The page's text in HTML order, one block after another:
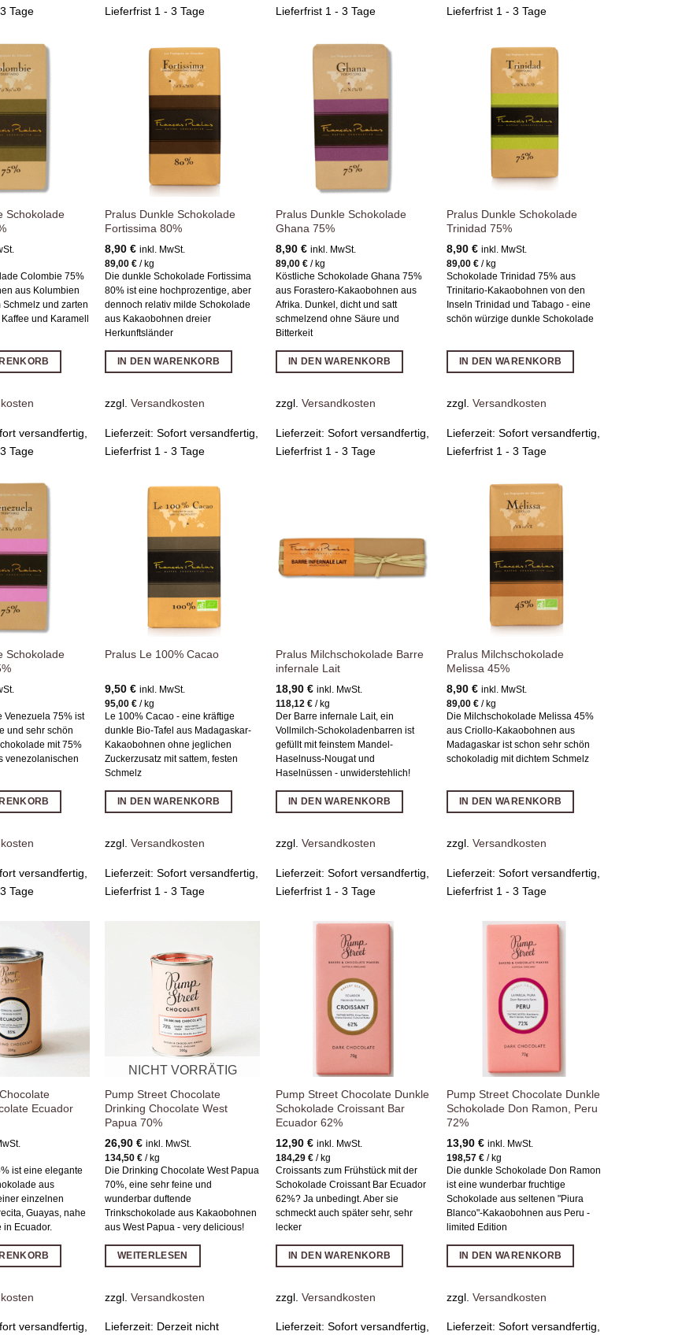
Tage
Lieferfrist 1 - 3 Tage
Lieferfrist 1 - 3 Tage
Lieferfrist 1 - 3 Tage
Schokolade
Colombie 75%
aus Kolumbien
Schmelz und zarten
und Karamell
versandfertig,
Tage
Wunschliste
hinzufügen
Pralus Dunkle Schokolade
Fortissima 80%
8,90€ inkl. MwSt.
89,00€ / kg
Die dunkle Schokolade Fortissima
80% ist eine hochprozentige, aber
dennoch relativ milde Schokolade
aus Kakaobohnen dreier
Herkunftsländer
IN DEN WARENKORB
zzgl.Versandkosten
Lieferzeit:Sofort versandfertig,
Lieferfrist 1 - 3 Tage
Pralus Dunkle Schokolade
Ghana 75%
8,90€ inkl. MwSt.
89,00€ / kg
Köstliche Schokolade Ghana 75%
aus Forastero-Kakaobohnen aus
Afrika. Dunkel, dicht und satt
schmelzend ohne Säure und
Bitterkeit
IN DEN WARENKORB
zzgl.Versandkosten
Lieferzeit:Sofort versandfertig,
Lieferfrist 1 - 3 Tage
Wunschliste
hinzufügen
Pralus Dunkle Schokolade
Trinidad 75%
8,90 € inkl. MwSt.
89,00 €/ kg
Schokolade Trinidad 75% aus
Trinitario-Kakaobohnen von den
Inseln Trinidad und Tabago - eine
schön würzige dunkle Schokolade
IN DEN WARENKORB
zzgl. Versandkosten
Lieferzeit: Sofort versandfertig,
Lieferfrist 1 - 3 Tage
Schokolade
Venezuela 75% ist
und sehr schön
mit 75%
venezolanischen
versandfertig,
Tage
Wunschliste
hinzufügen
Pralus Le 100% Cacao
9,50€ inkl. MwSt.
95,00€ / kg
Le 100% Cacao - eine kräftige
dunkle Bio-Tafel aus Madagaskar-
Kakaobohnen ohne jeglichen
Zuckerzusatz mit sattem, festen
Schmelz
IN DEN WARENKORB
zzgl.Versandkosten
Lieferzeit:Sofort versandfertig,
Lieferfrist 1 - 3 Tage
Wunschliste
Pralus Milchschokolade Barre
infernale Lait
18,90€ inkl. MwSt.
118,12€ / kg
Der Barre infernale Lait, ein
Vollmilch-Schokoladenbarren ist
gefüllt mit feinstem Mandel-
Haselnuss-Nougat und
Haselnüssen - unwiderstehlich!
IN DEN WARENKORB
zzgl.Versandkosten
Lieferzeit:Sofort versandfertig,
Lieferfrist 1 - 3 Tage
Zur
Wunschliste
hinzufügen
Pralus Milchschokolade
Melissa 45%
8,90 € inkl. MwSt.
89,00 €/ kg
Die Milchschokolade Melissa 45%
aus Criollo-Kakaobohnen aus
Madagaskar ist schon sehr schön
schokoladig mit dichtem Schmelz
IN DEN WARENKORB
zzgl. Versandkosten
Lieferzeit: Sofort versandfertig,
Lieferfrist 1 - 3 Tage
Wunschliste
hinzufügen
Ecuador
ist eine elegante
aus
einzelnen
Guayas, nahe
in Ecuador.
versandfertig,
hinzufügen
NICHT VORRÄTIG
Pump Street Chocolate
Drinking Chocolate West
Papua 70%
26,90€ inkl. MwSt.
134,50€ / kg
Die Drinking Chocolate West Papua
70%, eine sehr feine und
wunderbar duftende
Trinkschokolade aus Kakaobohnen
aus West Papua - very delicious!
WEITERLESEN
zzgl.Versandkosten
Lieferzeit: Derzeit nicht
hinzufügen
Pump Street Chocolate Dunkle
Schokolade Croissant Bar
Ecuador 62%
12,90€ inkl. MwSt.
184,29€ / kg
Croissants zum Frühstück mit der
Schokolade Croissant Bar Ecuador
62%? Ja unbedingt. Aber sie
schmeckt auch später sehr, sehr
lecker
IN DEN WARENKORB
zzgl.Versandkosten
Lieferzeit:Sofort versandfertig,
hinzufügen
Pump Street Chocolate Dunkle
Schokolade Don Ramon, Peru
72%
13,90 € inkl. MwSt.
198,57 €/ kg
Die dunkle Schokolade Don Ramon
ist eine wunderbar fruchtige
Schokolade aus seltenen "Piura
Blanco"-Kakaobohnen aus Peru -
limited Edition
IN DEN WARENKORB
zzgl. Versandkosten
Lieferzeit: Sofort versandfertig,